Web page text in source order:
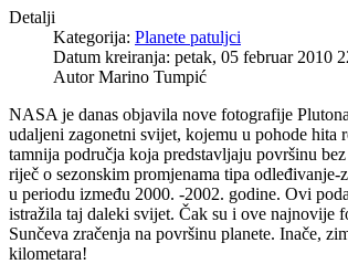
Detalji
Kategorija: Planete patuljci
Datum kreiranja: petak, 05 februar 2010
AutorMarino Tumpić
NASA je danas objavila nove fotografije
udaljeni zagonetni svijet, kojemu u pohode hita
tamnija područja koja predstavljaju površinu
riječ o sezonskim promjenama tipa
u periodu između 2000. -2002. godine. Ovi
istražila taj daleki svijet. Čak su i ove najnovije
Sunčeva zračenja na površinu planete. Inače,
kilometara!